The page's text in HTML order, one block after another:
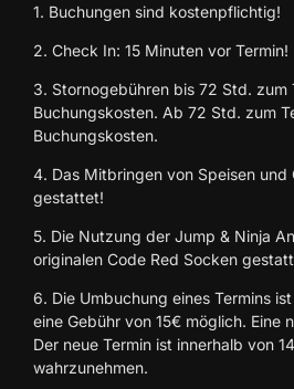
1. Buchungen sind kostenpflichtig!
2. Check In: 15 Minuten vor Termin!
3. Stornogebühren bis 72 Std. zum
Buchungskosten. Ab 72 Std. zum
Buchungskosten.
4. Das Mitbringen von Speisen und
gestattet!
5. Die Nutzung der Jump & Ninja
originalen Code Red Socken
6. Die Umbuchung eines Termins
eine Gebühr von 15€ möglich. Eine
Der neue Termin ist innerhalb von
wahrzunehmen.